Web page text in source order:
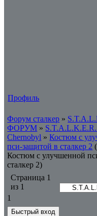
Профиль
Форум сталкер »
ФОРУМ »
Chernobyl » Костюм с
пси-защитой в сталкер 2
Костюм с улучшенной
сталкер 2)
Страница 1
из 1
1